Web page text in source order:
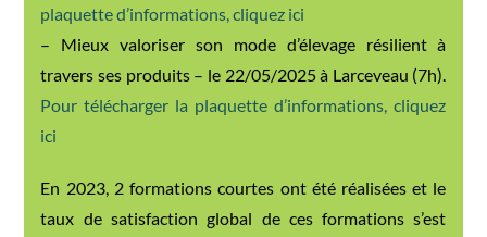
plaquette d’informations, cliquez ici
– Mieux valoriser son mode d’élevage résilient à
travers ses produits – le 22/05/2025 à Larceveau (7h).
Pour télécharger la plaquette d’informations, cliquez
ici
En 2023, 2 formations courtes ont été réalisées et le
taux de satisfaction global de ces formations s’est